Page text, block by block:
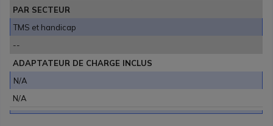
PAR SECTEUR
TMS et handicap
--
ADAPTATEUR DE CHARGE INCLUS
N/A
N/A